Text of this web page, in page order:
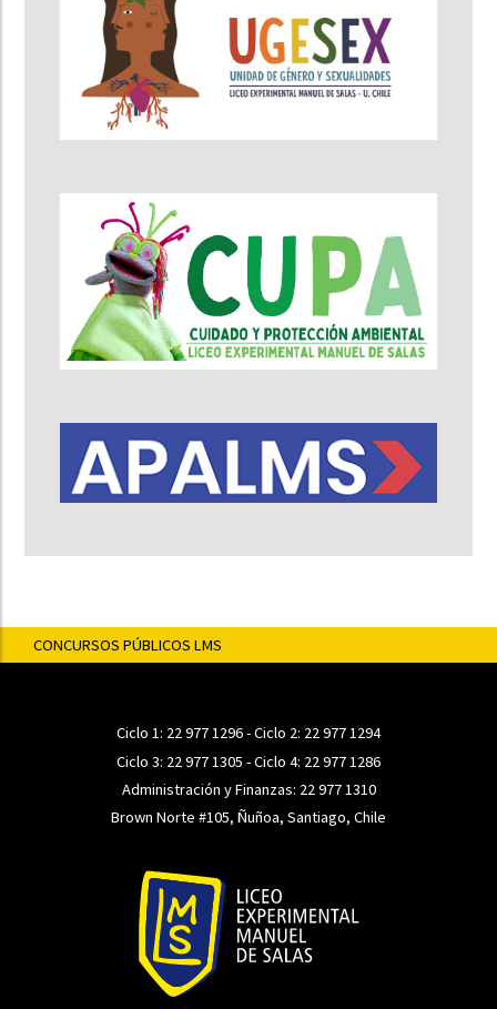
CONCURSOS PÚBLICOS LMS
Ciclo 1: 22 977 1296- Ciclo 2: 22 977 1294
Ciclo 3: 22 977 1305 - Ciclo 4: 22 977 1286
Administración y Finanzas: 22 977 1310
Brown Norte #105, Ñuñoa, Santiago, Chile